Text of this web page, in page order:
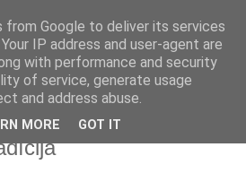
vēsture
from Google to deliver its services
IP address and user-agent are
with performance and security
of service, generate usage
and address abuse.
MORE GOT IT